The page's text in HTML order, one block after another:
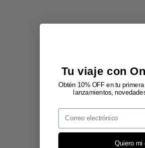
Tu viaje con
Obtén 10% OFF en tu
lanzamientos,
Email
Quiero mi